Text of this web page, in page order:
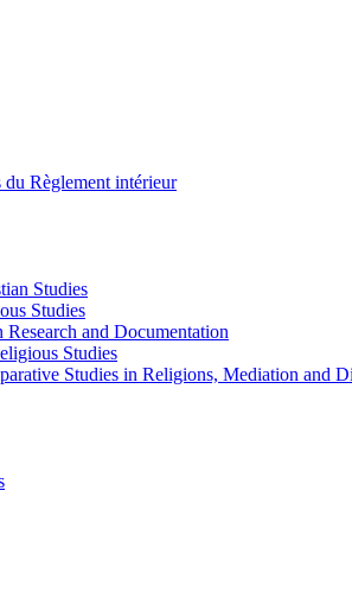
Règlement intérieur
Studies
Studies
and Documentation
Studies
Studies in Religions, Mediation and